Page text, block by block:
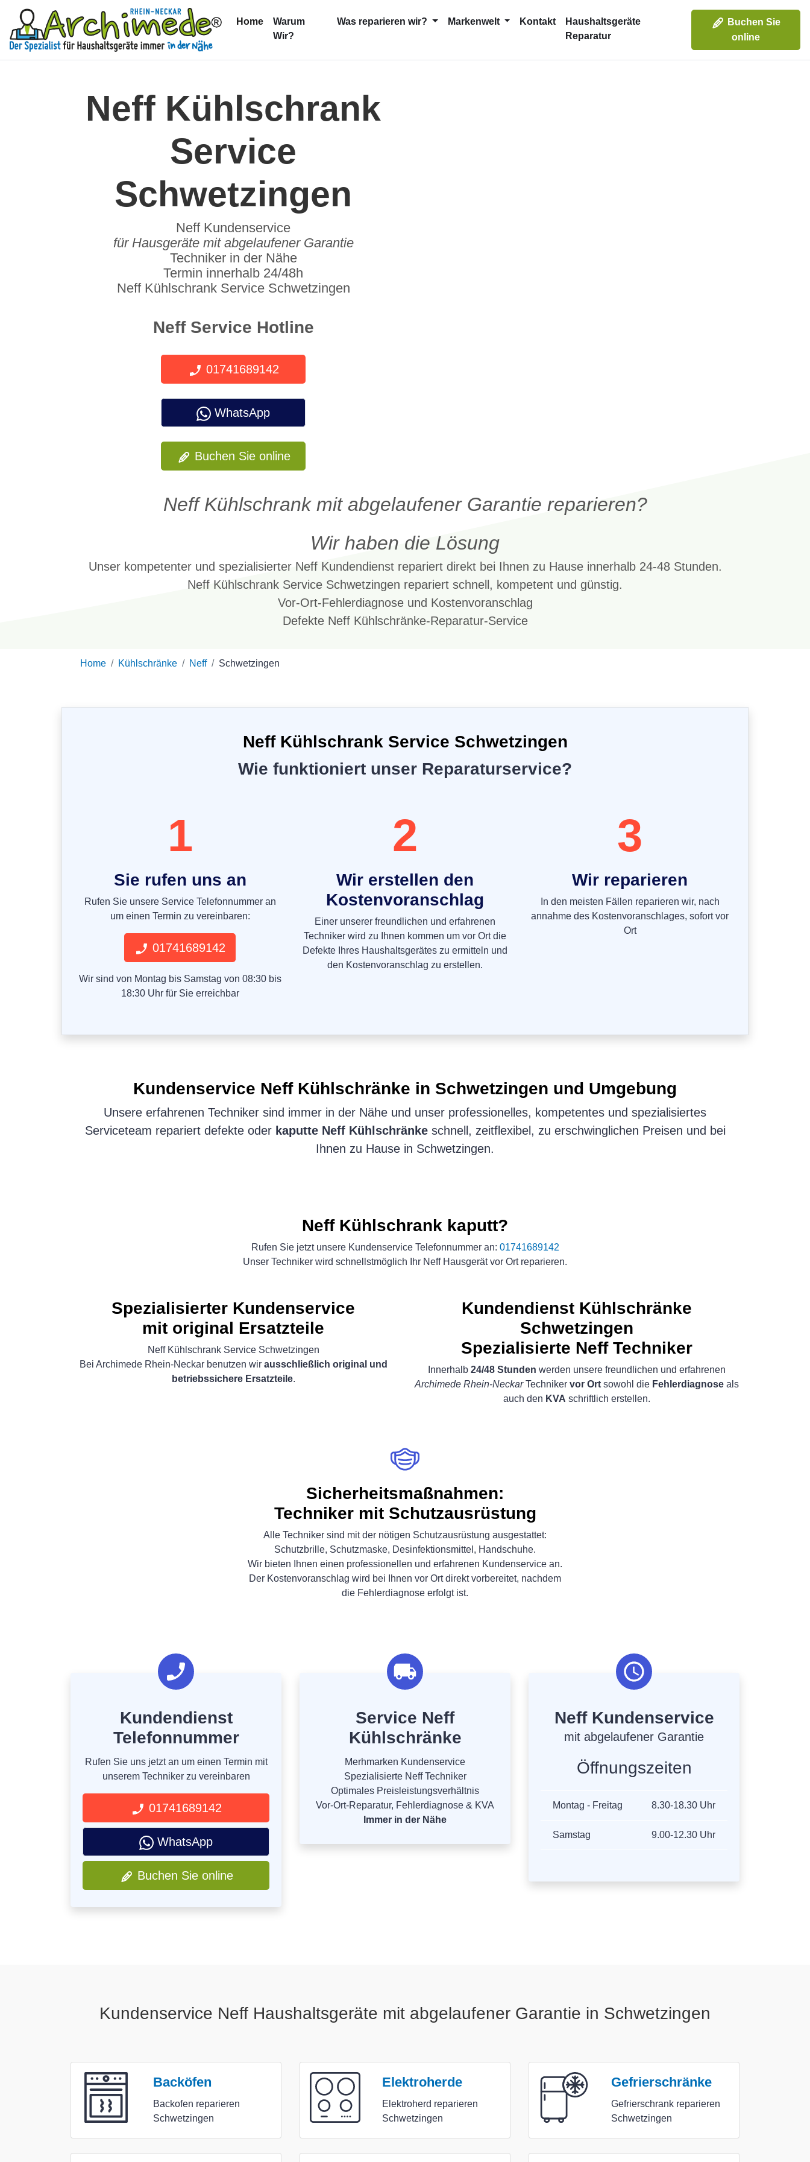
Home (current)
Warum
Wir?
Was reparieren wir? Markenwelt Kontakt
Haushaltsgeräte
Reparatur
Buchen Sie
online
Neff Kühlschrank
Service
Schwetzingen
Neff Kundenservice
für Hausgeräte mit abgelaufener Garantie
Techniker in der Nähe
Termin innerhalb 24/48h
Neff Kühlschrank Service Schwetzingen
Neff Service Hotline
01741689142
WhatsApp
Buchen Sie online
Neff Kühlschrank mit abgelaufener Garantie reparieren?
Wir haben die Lösung
Unser kompetenter und spezialisierter Neff Kundendienst repariert direkt bei Ihnen zu Hause innerhalb 24-48 Stunden.
Neff Kühlschrank Service Schwetzingen repariert schnell, kompetent und günstig.
Vor-Ort-Fehlerdiagnose und Kostenvoranschlag
Defekte Neff Kühlschränke-Reparatur-Service
Home Kühlschränke Neff Schwetzingen
Neff Kühlschrank Service Schwetzingen
Wie funktioniert unser Reparaturservice?
1
Sie rufen uns an
Rufen Sie unsere Service Telefonnummer an
um einen Termin zu vereinbaren:
01741689142
Wir sind von Montag bis Samstag von 08:30 bis
18:30 Uhr für Sie erreichbar
2
Wir erstellen den
Kostenvoranschlag
Einer unserer freundlichen und erfahrenen
Techniker wird zu Ihnen kommen um vor Ort die
Defekte Ihres Haushaltsgerätes zu ermitteln und
den Kostenvoranschlag zu erstellen.
3
Wir reparieren
In den meisten Fällen reparieren wir, nach
annahme des Kostenvoranschlages, sofort vor
Ort
Kundenservice Neff Kühlschränke in Schwetzingen und Umgebung
Unsere erfahrenen Techniker sind immer in der Nähe und unser professionelles, kompetentes und spezialisiertes
Serviceteam repariert defekte oder kaputte Neff Kühlschränkeschnell, zeitflexibel, zu erschwinglichen Preisen und bei
Ihnen zu Hause in Schwetzingen.
Neff Kühlschrank kaputt?
Rufen Sie jetzt unsere Kundenservice Telefonnummer an: 01741689142
Unser Techniker wird schnellstmöglich Ihr Neff Hausgerät vor Ort reparieren.
Spezialisierter Kundenservice
mit original Ersatzteile
Neff Kühlschrank Service Schwetzingen
Bei Archimede Rhein-Neckar benutzen wir ausschließlich original und
betriebssichere Ersatzteile.
Kundendienst Kühlschränke
Schwetzingen
Spezialisierte Neff Techniker
Innerhalb 24/48 Stunden werden unsere freundlichen und erfahrenen
Archimede Rhein-NeckarTechniker vor Ort sowohl die Fehlerdiagnose als
auch den KVA schriftlich erstellen.
Sicherheitsmaßnahmen:
Techniker mit Schutzausrüstung
Alle Techniker sind mit der nötigen Schutzausrüstung ausgestattet:
Schutzbrille, Schutzmaske, Desinfektionsmittel, Handschuhe.
Wir bieten Ihnen einen professionellen und erfahrenen Kundenservice an.
Der Kostenvoranschlag wird bei Ihnen vor Ort direkt vorbereitet, nachdem
die Fehlerdiagnose erfolgt ist.
Kundendienst
Telefonnummer
Rufen Sie uns jetzt an um einen Termin mit
unserem Techniker zu vereinbaren
01741689142
WhatsApp
Buchen Sie online
Service Neff
Kühlschränke
Merhmarken Kundenservice
Spezialisierte Neff Techniker
Optimales Preisleistungsverhältnis
Vor-Ort-Reparatur, Fehlerdiagnose & KVA
Immer in der Nähe
Neff Kundenservice
mit abgelaufener Garantie
Öffnungszeiten
Montag - Freitag 8.30-18.30 Uhr
Samstag 9.00-12.30 Uhr
Kundenservice Neff Haushaltsgeräte mit abgelaufener Garantie in Schwetzingen
Backöfen
Backofen reparieren
Schwetzingen
Elektroherde
Elektroherd reparieren
Schwetzingen
Gefrierschränke
Gefrierschrank reparieren
Schwetzingen